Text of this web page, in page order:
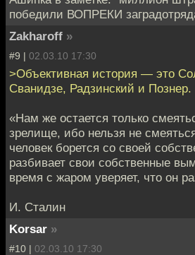
победили ВОПРЕКИ
Zakharoff »
#9 | 02.03.10 17:30
>Объективная история — это
Сванидзе, Радзинский и Познер.
«Нам же остается только
зрелище, ибо нельзя не
человек борется со своей
разбивает свои собственные
время с жаром уверяет, что он
И. Сталин
Korsar »
#10 | 02.03.10 17:30